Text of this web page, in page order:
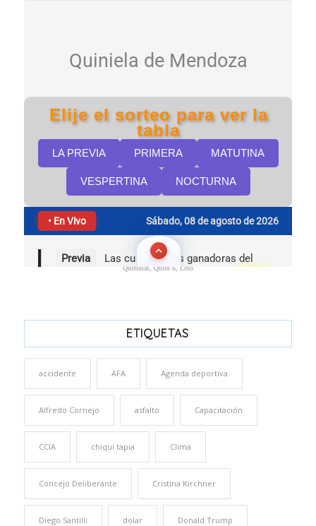
Quinielas, Quini 6, Loto
ETIQUETAS
accidente AFA Agenda deportiva
Alfredo Cornejo asfalto Capacitación
CCIA chiqui tapia Clima
Concejo Deliberante Cristina Kirchner
Diego Santilli dolar Donald Trump